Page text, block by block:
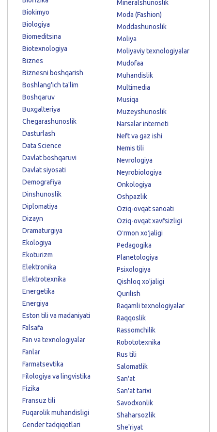
Biokimyo
Biologiya
Biomeditsina
Biotexnologiya
Biznes
Biznesni boshqarish
Boshlang'ich ta'lim
Boshqaruv
Buxgalteriya
Chegarashunoslik
Dasturlash
Data Science
Davlat boshqaruvi
Davlat siyosati
Demografiya
Dinshunoslik
Diplomatiya
Dizayn
Dramaturgiya
Ekologiya
Ekoturizm
Elektronika
Elektrotexnika
Energetika
Energiya
Eston tili va madaniyati
Falsafa
Fan va texnologiyalar
Fanlar
Farmatsevtika
Filologiya va lingvistika
Fizika
Fransuz tili
Fuqarolik muhandisligi
Gender tadqiqotlari
Mineralshunoslik
Moda (Fashion)
Moddashunoslik
Moliya
Moliyaviy texnologiyalar
Mudofaa
Muhandislik
Multimedia
Musiqa
Muzeyshunoslik
Narsalar interneti
Neft va gaz ishi
Nemis tili
Nevrologiya
Neyrobiologiya
Onkologiya
Oshpazlik
Oziq-ovqat sanoati
Oziq-ovqat xavfsizligi
Oʻrmon xoʻjaligi
Pedagogika
Planetologiya
Psixologiya
Qishloq xo'jaligi
Qurilish
Raqamli texnologiyalar
Raqqoslik
Rassomchilik
Robototexnika
Rus tili
Salomatlik
San'at
San'at tarixi
Savodxonlik
Shaharsozlik
She'riyat